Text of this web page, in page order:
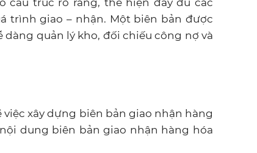
trình giao – nhận. Một biên bản được
quản lý kho, đối chiếu công nợ và
xây dựng biên bản giao nhận hàng
dung biên bản giao nhận hàng hóa